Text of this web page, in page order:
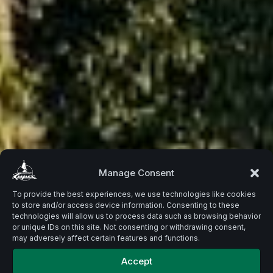
Manage Consent
To provide the best experiences, we use technologies like cookies
to store and/or access device information. Consenting to these
technologies will allow us to process data such as browsing behavior
or unique IDs on this site. Not consenting or withdrawing consent,
may adversely affect certain features and functions.
Accept
Beste
Zutaten.